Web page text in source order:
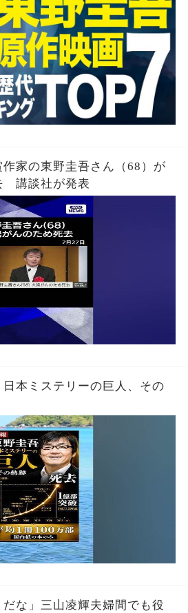
作家の東野圭吾さん（68）が
講談社が発表
日本ミステリーの巨人、その
だな」三山凌輝夫婦間でも役